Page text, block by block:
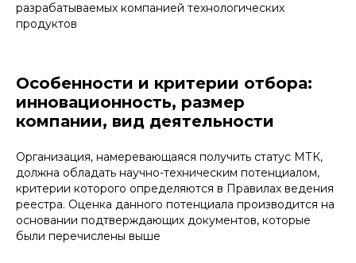
разрабатываемых компанией технологических
продуктов
Особенности и критерии отбора:
инновационность, размер
компании, вид деятельности
Организация, намеревающаяся получить статус МТК,
должна обладать научно-техническим потенциалом,
критерии которого определяются в Правилах ведения
реестра. Оценка данного потенциала производится на
основании подтверждающих документов, которые
были перечислены выше